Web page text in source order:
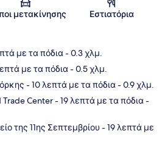
Χάρτης
μετακίνησης Εστιατόρια
με τα πόδια- 0.3 χλμ.
με τα πόδια- 0.5 χλμ.
- 10 λεπτά με τα πόδια- 0.9 χλμ.
Center- 19 λεπτά με τα πόδια-
της 11ης Σεπτεμβρίου - 19 λεπτά με